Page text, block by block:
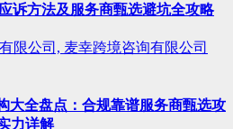
诉方法及服务商甄选避坑全攻略
限公司, 麦幸跨境咨询有限公司
大全盘点：合规靠谱服务商甄选攻
力详解